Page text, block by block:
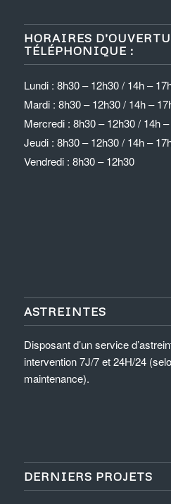
HORAIRES
TÉLÉPHONIQUE :
Lundi : 8h30 – 12h30 / 14h –
Mardi : 8h30 – 12h30 / 14h –
Mercredi : 8h30 – 12h30 / 14h
Jeudi : 8h30 – 12h30 / 14h –
Vendredi : 8h30 – 12h30
ASTREINTES
Disposant d’un service
intervention 7J/7 et 24H/24
maintenance).
DERNIERS PROJETS